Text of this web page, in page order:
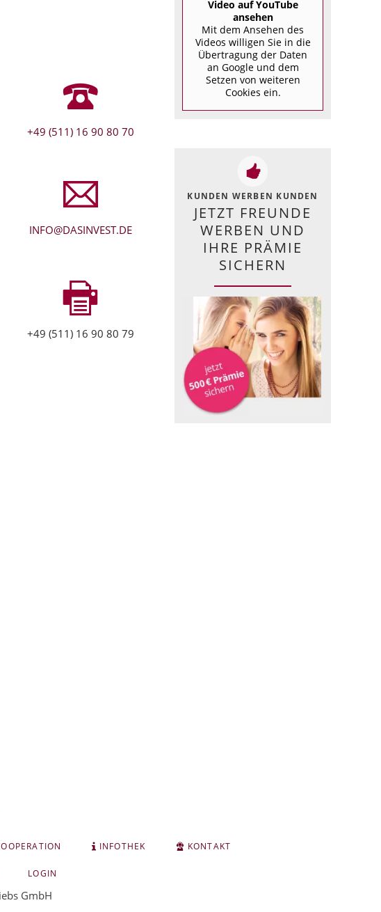
+49 (511) 16 90 80 70
INFO@DASINVEST.DE
+49 (511) 16 90 80 79
Video auf YouTube
ansehen
Mit dem Ansehen des
Videos willigen Sie in die
Übertragung der Daten
an Google und dem
Setzen von weiteren
Cookies ein.
KUNDEN WERBEN KUNDEN
JETZT FREUNDE
WERBEN UND
IHRE PRÄMIE
SICHERN
INFOTHEK
KONTAKT
LOGIN
GmbH